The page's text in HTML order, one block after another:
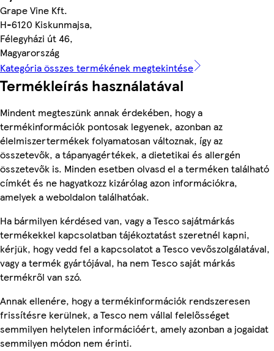
Grape Vine Kft.
H-6120 Kiskunmajsa,
Félegyházi út 46,
Magyarország
Kategória összes termékének megtekintése
Termékleírás használatával
Mindent megteszünk annak érdekében, hogy a
termékinformációk pontosak legyenek, azonban az
élelmiszertermékek folyamatosan változnak, így az
összetevők, a tápanyagértékek, a dietetikai és allergén
összetevők is. Minden esetben olvasd el a terméken található
címkét és ne hagyatkozz kizárólag azon információkra,
amelyek a weboldalon találhatóak.
Ha bármilyen kérdésed van, vagy a Tesco sajátmárkás
termékekkel kapcsolatban tájékoztatást szeretnél kapni,
kérjük, hogy vedd fel a kapcsolatot a Tesco vevőszolgálatával,
vagy a termék gyártójával, ha nem Tesco saját márkás
termékről van szó.
Annak ellenére, hogy a termékinformációk rendszeresen
frissítésre kerülnek, a Tesco nem vállal felelősséget
semmilyen helytelen információért, amely azonban a jogaidat
semmilyen módon nem érinti.